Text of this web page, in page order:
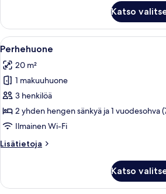
kuvat
superior-
huone
(kaksi
Katso
Avaa
kaikki
huonetyypin
Perhehuone
kuvat
4
Perhehuone
20 m²
1 makuuhuone
3 henkilöä
2 yhden hengen sänkyä ja 1 vuodesohva
Ilmainen Wi-Fi
Lisätietoja
Lisätietoja
Katso